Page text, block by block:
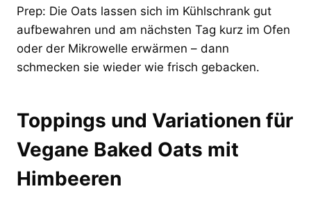
Prep: Die Oats lassen sich im Kühlschrank gut
aufbewahren und am nächsten Tag kurz im Ofen
oder der Mikrowelle erwärmen – dann
schmecken sie wieder wie frisch gebacken.
Toppings und Variationen für
Vegane Baked Oats mit
Himbeeren